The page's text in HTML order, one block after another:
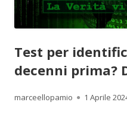
Test per
decenni prima?
Autore
marceellopamio Pubblicato
1 Aprile